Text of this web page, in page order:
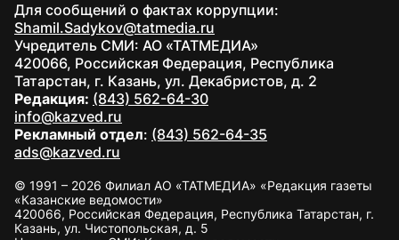
Для сообщений о фактах коррупции:
Shamil.Sadykov@tatmedia.ru
Учредитель СМИ: АО «ТАТМЕДИА»
420066, Российская Федерация, Республика
Татарстан, г. Казань, ул. Декабристов, д. 2
Редакция: (843) 562-64-30
info@kazved.ru
Рекламный отдел: (843) 562-64-35
ads@kazved.ru
© 1991 – 2026 Филиал АО «ТАТМЕДИА» «Редакция газеты
«Казанские ведомости»
420066, Российская Федерация, Республика Татарстан, г.
Казань, ул. Чистопольская, д. 5